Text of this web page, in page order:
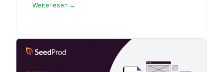
Weiterlesen →